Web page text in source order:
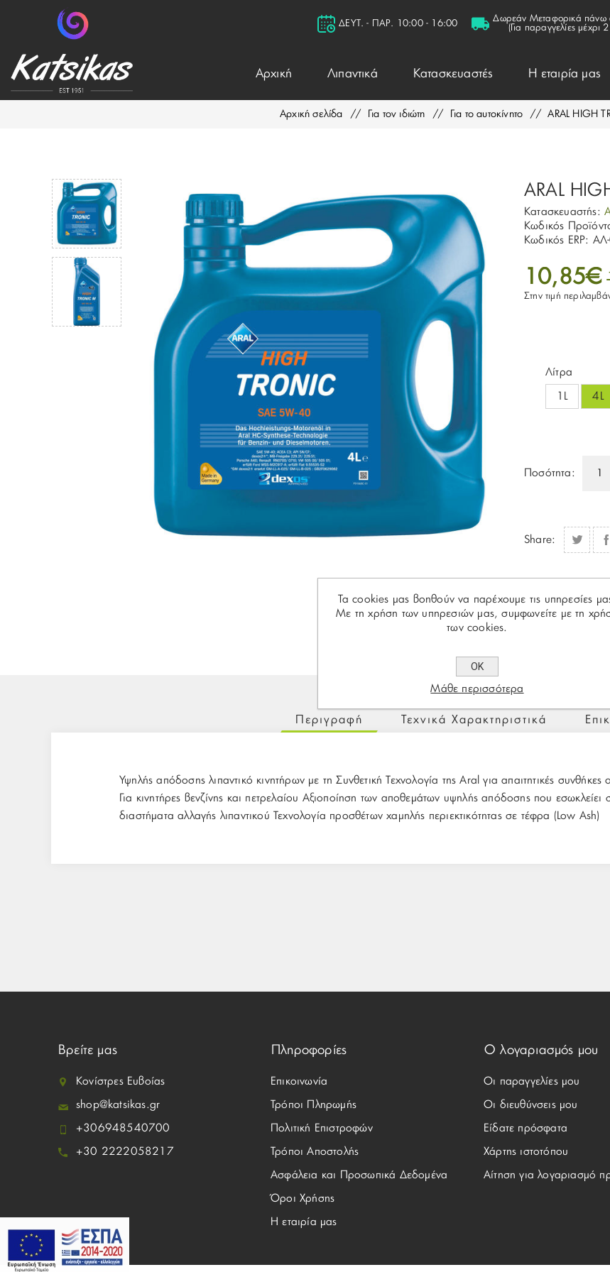
ΔΕΥΤ. - ΠΑΡ. 10:00 - 16:00
Δωρεάν Μεταφορικά
(Για παραγγελίες μέχρι 2
Aρχική Λιπαντικά Κατασκευαστές Η εταιρία μας
Αρχική σελίδα / Για τον ιδιώτη / Για το αυτοκίνητο / ARAL HIGH
ARAL
Κατασκευαστής:
Κωδικός
Κωδικός ERP:
10,85€
Στην τιμή
Λίτρα
1L 4L
Ποσότητα:
Share:
Περιγραφή Τεχνικά Χαρακτηριστικά
Υψηλής απόδοσης λιπαντικό κινητήρων με τη Συνθετική Τεχνολογία της Aral για απαιτητικές
Για κινητήρες βενζίνης και πετρελαίου Αξιοποίηση των αποθεμάτων υψηλής απόδοσης που
διαστήματα αλλαγής λιπαντικού Τεχνολογία προσθέτων χαμηλής περιεκτικότητας σε τέφρα (Low Ash)
Βρείτε μας
Κονίστρες Ευβοίας
shop@katsikas.gr
+306948540700
+30 2222058217
Πληροφορίες
Επικοινωνία
Τρόποι Πληρωμής
Πολιτική Επιστροφών
Τρόποι Αποστολής
Ασφάλεια και Προσωπικά Δεδομένα
Όροι Χρήσης
Η εταιρία μας
Ο λογαριασμός μου
Οι παραγγελίες μου
Οι διευθύνσεις μου
Είδατε πρόσφατα
Χάρτης ιστοτόπου
Αίτηση για λογαριασμό
Τα cookies μας βοηθούν να παρέχουμε τις υπηρεσίες
Με τη χρήση των υπηρεσιών μας, συμφωνείτε με τη
των cookies.
ΟΚ
Μάθε περισσότερα